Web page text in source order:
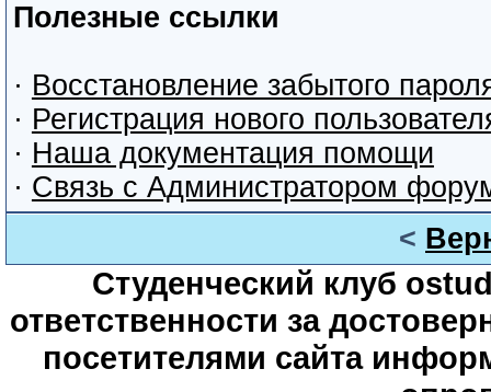
Полезные ссылки
· Восстановление забытого
· Регистрация нового
· Наша документация помощи
· Связь с Администратором
<
Студенческий клуб
ответственности за
посетителями сайта